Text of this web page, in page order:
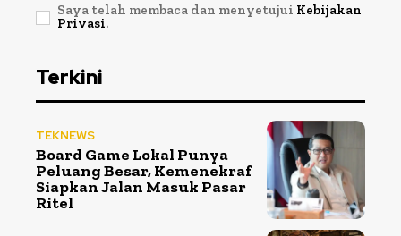
Saya telah membaca dan menyetujui Kebijakan
Privasi.
Terkini
TEKNEWS
Board Game Lokal Punya
Peluang Besar, Kemenekraf
Siapkan Jalan Masuk Pasar
Ritel